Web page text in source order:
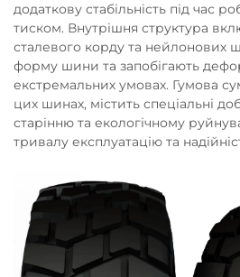
додаткову стабільність під час
тиском. Внутрішня структура
сталевого корду та нейлонових
форму шини та запобігають
екстремальних умовах. Гумова
цих шинах, містить спеціальні
старінню та екологічному
тривалу експлуатацію та